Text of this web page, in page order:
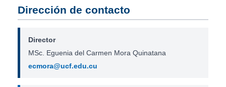
Dirección de contacto
Director
MSc. Eguenia del Carmen Mora Quinatana
ecmora@ucf.edu.cu